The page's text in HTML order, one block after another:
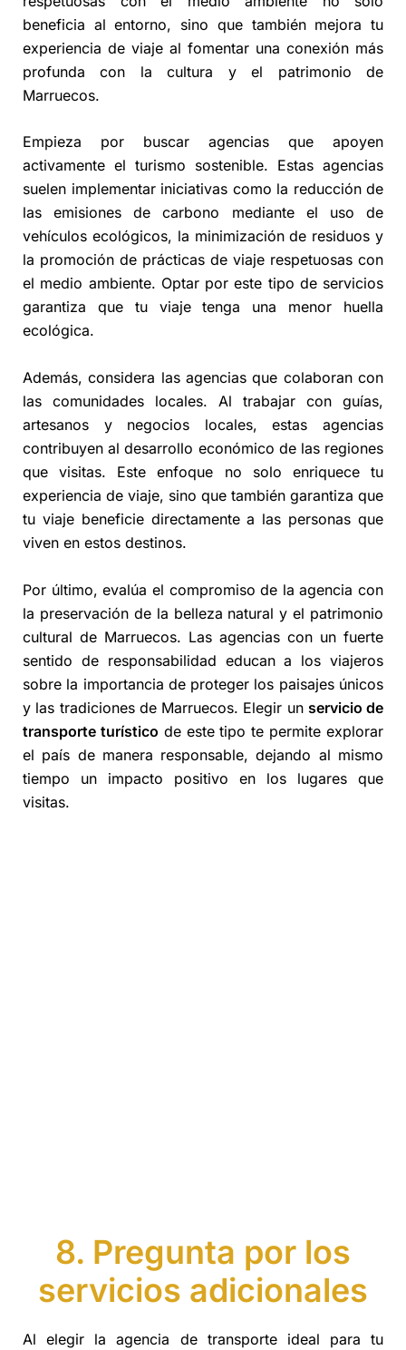
beneficia al entorno, sino que también mejora tu
experiencia de viaje al fomentar una conexión más
profunda con la cultura y el patrimonio de
Marruecos.
Empieza por buscar agencias que apoyen
activamente el turismo sostenible. Estas agencias
suelen implementar iniciativas como la reducción de
las emisiones de carbono mediante el uso de
vehículos ecológicos, la minimización de residuos y
la promoción de prácticas de viaje respetuosas con
el medio ambiente. Optar por este tipo de servicios
garantiza que tu viaje tenga una menor huella
ecológica.
Además, considera las agencias que colaboran con
las comunidades locales. Al trabajar con guías,
artesanos y negocios locales, estas agencias
contribuyen al desarrollo económico de las regiones
que visitas. Este enfoque no solo enriquece tu
experiencia de viaje, sino que también garantiza que
tu viaje beneficie directamente a las personas que
viven en estos destinos.
Por último, evalúa el compromiso de la agencia con
la preservación de la belleza natural y el patrimonio
cultural de Marruecos. Las agencias con un fuerte
sentido de responsabilidad educan a los viajeros
sobre la importancia de proteger los paisajes únicos
y las tradiciones de Marruecos. Elegir un servicio de
transporte turístico de este tipo te permite explorar
el país de manera responsable, dejando al mismo
tiempo un impacto positivo en los lugares que
visitas.
8. Pregunta por los
servicios adicionales
Al elegir la agencia de transporte ideal para tu